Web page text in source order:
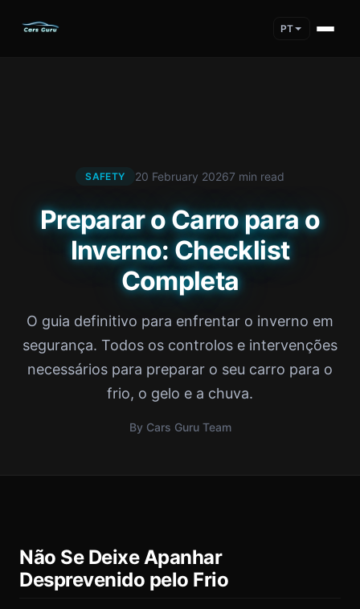
PT
SAFETY 20 February 20267 min read
Preparar o Carro para o
Inverno: Checklist
Completa
O guia definitivo para enfrentar o inverno em
segurança. Todos os controlos e intervenções
necessários para preparar o seu carro para o
frio, o gelo e a chuva.
By Cars Guru Team
Não Se Deixe Apanhar
Desprevenido pelo Frio